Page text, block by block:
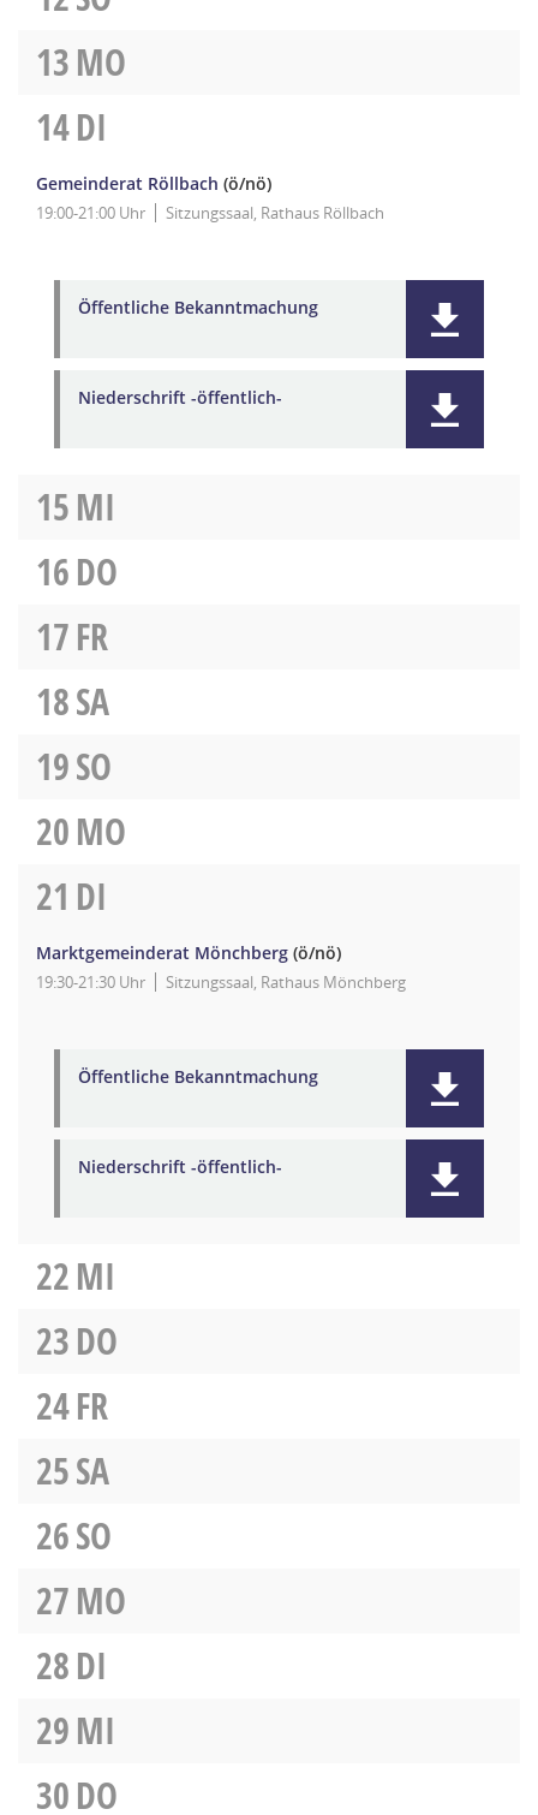
13MO
14DI
Gemeinderat Röllbach (ö/nö)
19:00-21:00 Uhr Sitzungssaal, Rathaus Röllbach
Öffentliche Bekanntmachung
Niederschrift -öffentlich-
15MI
16DO
17FR
18SA
19SO
20MO
21 DI
Marktgemeinderat Mönchberg (ö/nö)
19:30-21:30 Uhr Sitzungssaal, Rathaus Mönchberg
Öffentliche Bekanntmachung
Niederschrift -öffentlich-
22MI
23DO
24FR
25SA
26SO
27MO
28DI
29MI
30DO